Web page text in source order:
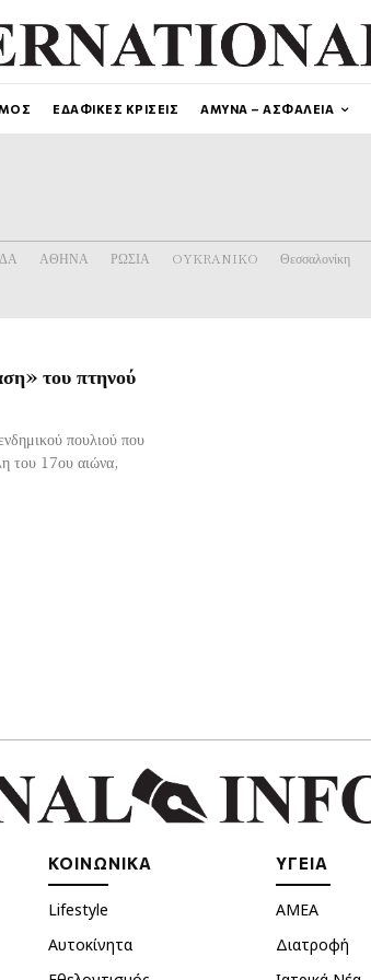
ΕΔΑΦΙΚΕΣ ΚΡΙΣΕΙΣ ΑΜΥΝΑ – ΑΣΦΑΛΕΙΑ
ΑΘΗΝΑ ΡΩΣΙΑ OYKRANIKO Θεσσαλονίκη
του πτηνού
πουλιού που
του 17ου αιώνα,
ΚΟΙΝΩΝΙΚΑ
Lifestyle
Αυτοκίνητα
ΥΓΕΙΑ
ΑΜΕΑ
Διατροφή